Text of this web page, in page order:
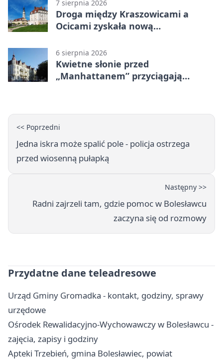
7 sierpnia 2026
Droga między Kraszowicami a
Ocicami zyskała nową
6 sierpnia 2026
Kwietne słonie przed
„Manhattanem” przyciągają
<< Poprzedni
Jedna iskra może spalić pole - policja ostrzega
przed wiosenną pułapką
Następny >>
Radni zajrzeli tam, gdzie pomoc w Bolesławcu
zaczyna się od rozmowy
Przydatne dane teleadresowe
Urząd Gminy Gromadka - kontakt, godziny, sprawy
urzędowe
Ośrodek Rewalidacyjno-Wychowawczy w Bolesławcu -
zajęcia, zapisy i godziny
Apteki Trzebień, gmina Bolesławiec, powiat